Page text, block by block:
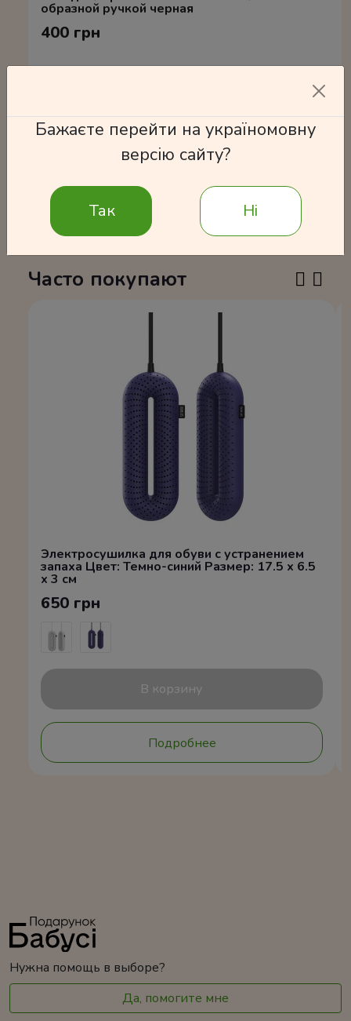
образной ручкой черная
400 грн
Часто покупают
Электросушилка для обуви с устранением
запаха Цвет: Темно-синий Размер: 17.5 x 6.5
x 3 см
650 грн
В корзину
Подробнее
Нужна помощь в выборе?
Да, помогите мне
Бажаєте перейти на україномовну
версію сайту?
Так Ні